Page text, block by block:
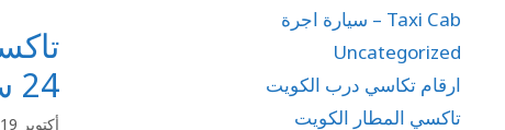
24 ساعة – شركة كويت كيو تاكسي
أكتوبر 19, 2025
Taxi Cab – سيارة اجرة
Uncategorized
ارقام تكاسي درب الكويت
تاكسي المطار الكويت